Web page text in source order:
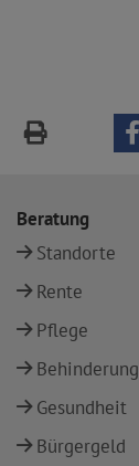
Beratung
Standorte
Rente
Pflege
Behinderung
Gesundheit
Bürgergeld